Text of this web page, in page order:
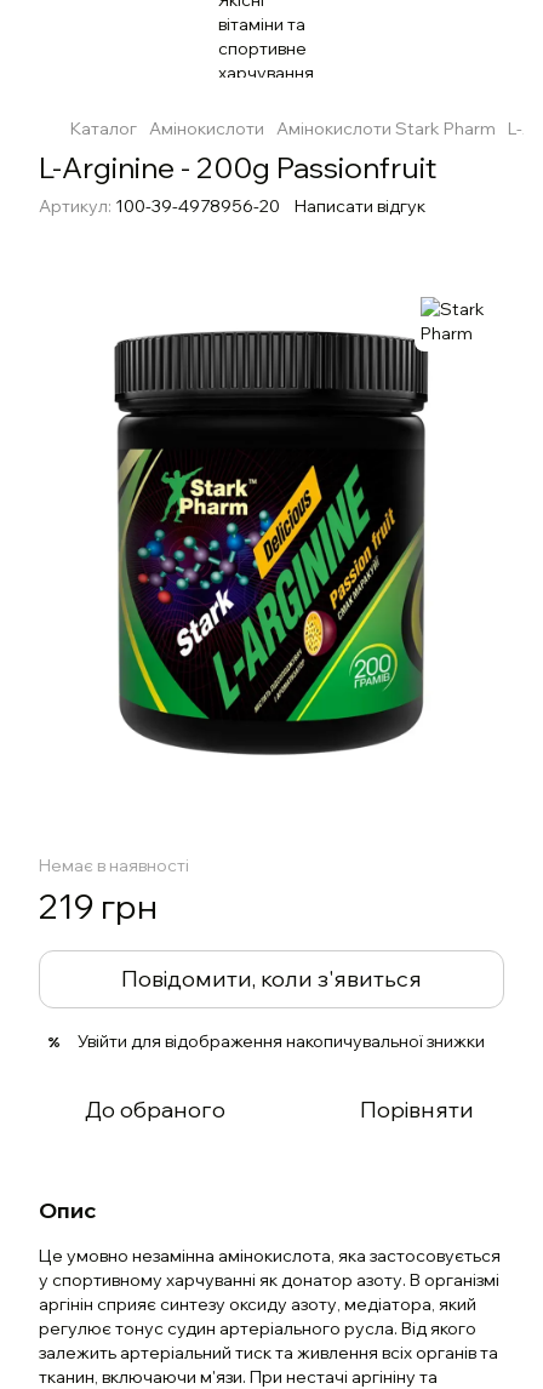
Каталог Амінокислоти Амінокислоти Stark Pharm L-
L-Arginine - 200g Passionfruit
Артикул: 100-39-4978956-20 Написати відгук
Немає в наявності
219 грн
Повідомити, коли з'явиться
% Увійти для відображення накопичувальної знижки
До обраного Порівняти
Опис
Це умовно незамінна амінокислота, яка застосовується
у спортивному харчуванні як донатор азоту. В організмі
аргінін сприяє синтезу оксиду азоту, медіатора, який
регулює тонус судин артеріального русла. Від якого
залежить артеріальний тиск та живлення всіх органів та
тканин, включаючи м'язи. При нестачі аргініну та